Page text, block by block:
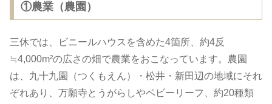
①農業（農園）
三休では、ビニールハウスを含めた4箇所、約4反
≒4,000m²の広さの畑で農業をおこなっています。農園
は、九十九園（つくもえん）・松井・新田辺の地域にそれ
ぞれあり、万願寺とうがらしやベビーリーフ、約20種類